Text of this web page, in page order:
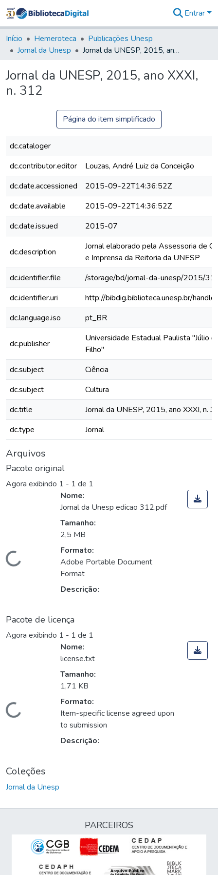
&
Coleções
Tudo na
Digital
Entrar
Início Hemeroteca
Publicações Unesp
Jornal da Unesp
Jornal da UNESP, 2015, ano XXXI, n. 312
Jornal da UNESP, 2015, ano XXXI,
n. 312
Página do item simplificado
dc.cataloger
dc.contributor.editor
Louzas, André Luiz da Conceição
dc.date.accessioned
2015-09-22T14:36:52Z
dc.date.available
2015-09-22T14:36:52Z
dc.date.issued
2015-07
dc.description
Jornal elaborado pela Assessoria de
e Imprensa da Reitoria da UNESP
dc.identifier.file
/storage/bd/jornal-da-unesp/2015/
dc.identifier.uri
http://bibdig.biblioteca.unesp.br/
dc.language.iso
pt_BR
dc.publisher
Universidade Estadual Paulista "Júlio
Filho"
dc.subject
Ciência
dc.subject
Cultura
dc.title
Jornal da UNESP, 2015, ano XXXI, n.
dc.type
Jornal
Arquivos
Pacote original
Agora exibindo 1 - 1 de 1
Carregando...
Nome:
Jornal da Unesp edicao 312.pdf
Tamanho:
2,5 MB
Formato:
Adobe Portable Document
Format
Descrição:
Pacote de licença
Agora exibindo 1 - 1 de 1
Carregando...
Nome:
license.txt
Tamanho:
1,71 KB
Formato:
Item-specific license agreed upon
to submission
Descrição:
Coleções
Jornal da Unesp
PARCEIROS